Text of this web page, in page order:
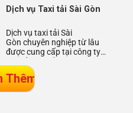
Dịch vụ Taxi tải Sài Gòn
Dịch vụ taxi tải Sài
Gòn chuyên nghiệp từ lâu
được cung cấp tại công ty
Moving với nhiều tiện ích mà